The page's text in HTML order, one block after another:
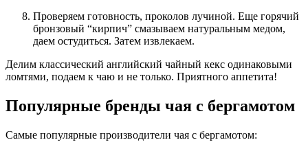
Проверяем готовность, проколов лучиной. Еще горячий
бронзовый “кирпич” смазываем натуральным медом,
даем остудиться. Затем извлекаем.
Делим классический английский чайный кекс одинаковыми
ломтями, подаем к чаю и не только. Приятного аппетита!
Популярные бренды чая с бергамотом
Самые популярные производители чая с бергамотом: